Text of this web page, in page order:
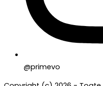
@primevo